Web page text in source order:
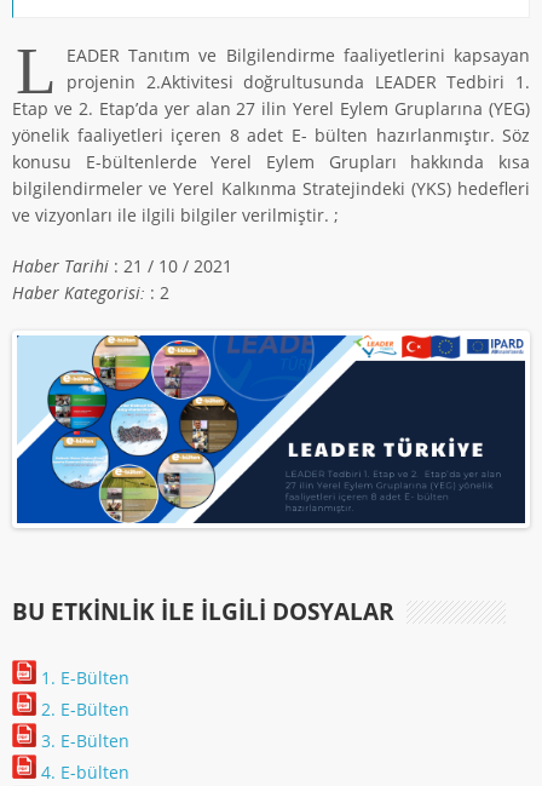
L
EADER Tanıtım ve Bilgilendirme faaliyetlerini kapsayan
projenin 2.Aktivitesi doğrultusunda LEADER Tedbiri 1.
Etap ve 2. Etap’da yer alan 27 ilin Yerel Eylem Gruplarına (YEG)
yönelik faaliyetleri içeren 8 adet E- bülten hazırlanmıştır. Söz
konusu E-bültenlerde Yerel Eylem Grupları hakkında kısa
bilgilendirmeler ve Yerel Kalkınma Stratejindeki (YKS) hedefleri
ve vizyonları ile ilgili bilgiler verilmiştir. ;
Haber Tarihi : 21 / 10 / 2021
Haber Kategorisi: : 2
BU ETKINLIK ILE İLGILI DOSYALAR
1. E-Bülten
2. E-Bülten
3. E-Bülten
4. E-bülten